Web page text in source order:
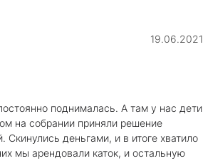
19.06.2021
поднималась. А там у нас дети
на собрании приняли решение
деньгами, и в итоге хватило
мы арендовали каток, и остальную